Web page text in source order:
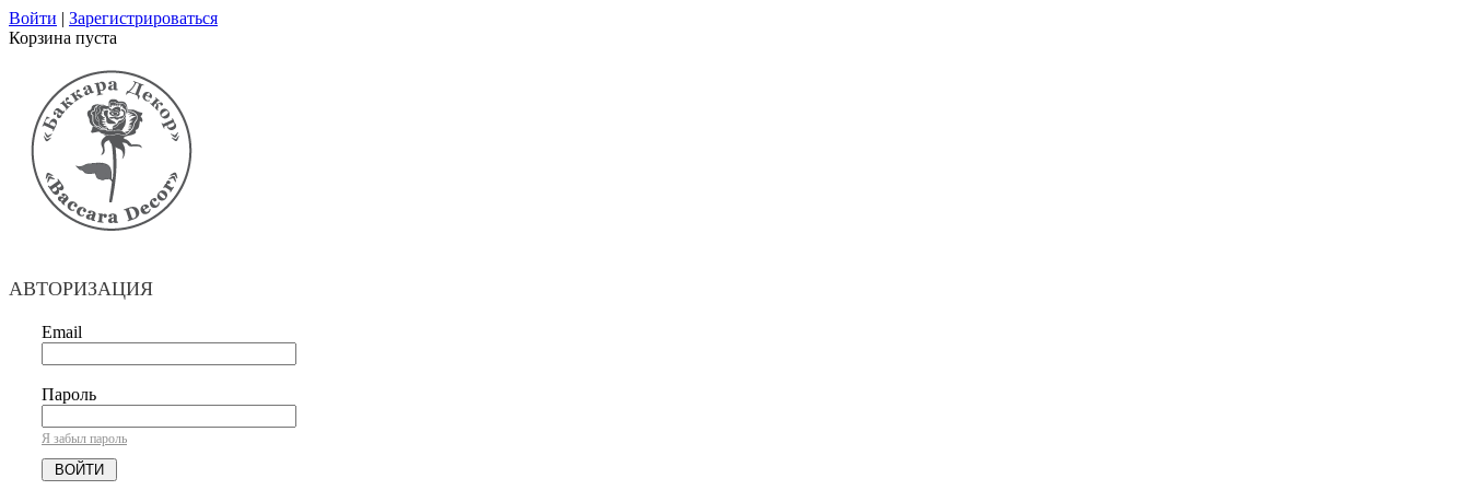
Войти | Зарегистрироваться
Корзина пуста
АВТОРИЗАЦИЯ
Email
Пароль
Я забыл пароль